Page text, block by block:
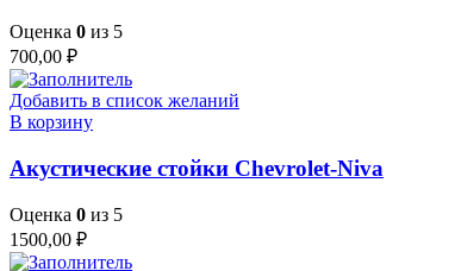
Оценка 0 из 5
700,00 ₽
Добавить в список желаний
В корзину
Акустические стойки Chevrolet-Niva
Оценка 0 из 5
1500,00 ₽